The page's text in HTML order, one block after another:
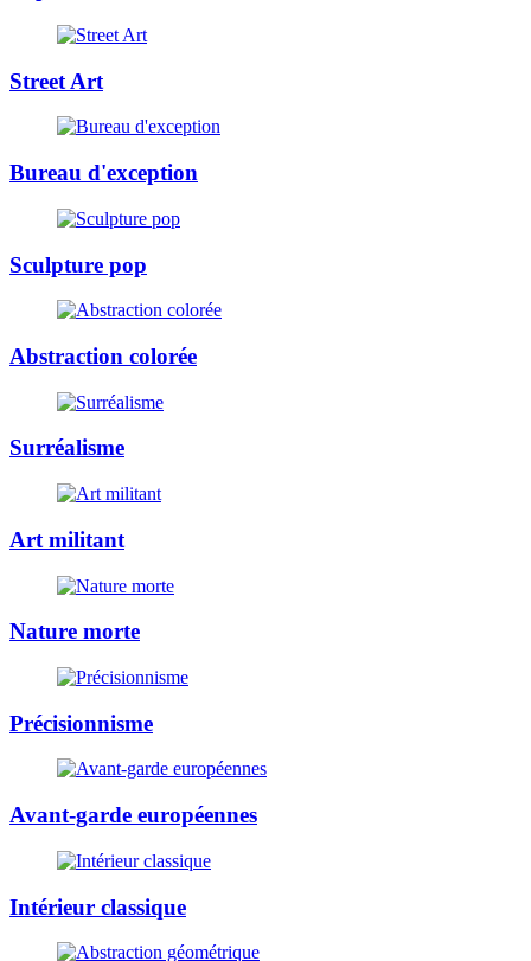
Street Art
Bureau d'exception
Sculpture pop
Abstraction colorée
Surréalisme
Art militant
Nature morte
Précisionnisme
Avant-garde européennes
Intérieur classique